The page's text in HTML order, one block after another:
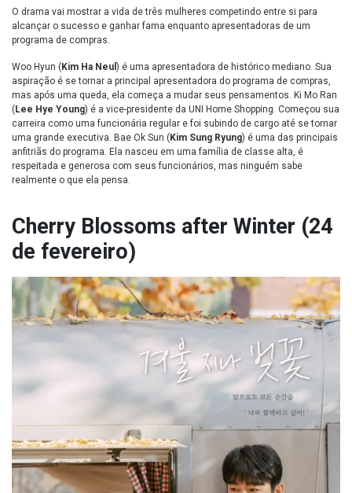
O drama vai mostrar a vida de três mulheres competindo entre si para
alcançar o sucesso e ganhar fama enquanto apresentadoras de um
programa de compras.
Woo Hyun ( Kim Ha Neul ) é uma apresentadora de histórico mediano. Sua
aspiração é se tornar a principal apresentadora do programa de compras,
mas após uma queda, ela começa a mudar seus pensamentos. Ki Mo Ran
( Lee Hye Young) é a vice-presidente da UNI Home Shopping. Começou sua
carreira como uma funcionária regular e foi subindo de cargo até se tornar
uma grande executiva. Bae Ok Sun ( Kim Sung Ryung) é uma das principais
anfitriãs do programa. Ela nasceu em uma família de classe alta, é
respeitada e generosa com seus funcionários, mas ninguém sabe
realmente o que ela pensa.
Cherry Blossoms after Winter (24
de fevereiro)